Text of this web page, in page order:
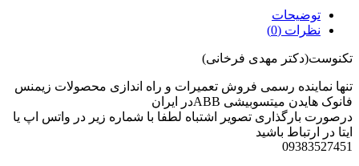
توضیحات
نظرات (0)
تکنوست(دکتر مهدی فرخانی)
تنها نماینده رسمی فروش تعمیرات و راه اندازی محصولات زیمنس
فانوک هایدن میتسوبیشی ABBدر ایران
درصورت بارگذاری تصویر اشتباه لطفا با شماره زیر در واتس اپ یا
ایتا در ارتباط باشید
09383527451